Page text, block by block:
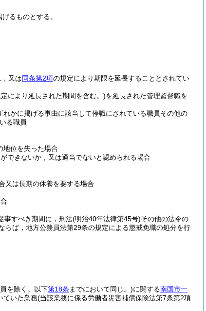
るものとする。
又は同条第2項の規定により期限を延長することとされてい
により延長された期間を含む。)を延長された管理監督職を
かに掲げる事由に該当して停職にされている職員その他の
る職員
地位を失った場合
できないか，又は適当でないと認められる場合
又は長期の休養を要する場合
事すべき期間に，刑法(明治40年法律第45号)その他の法令の
ば，地方公務員法第29条の規定による懲戒免職の処分を行
を除く。以下第18条 までにおいて同じ。)に関する南国市一
ていた業務(当該業務に係る労働者災害補償保険法第7条第2項